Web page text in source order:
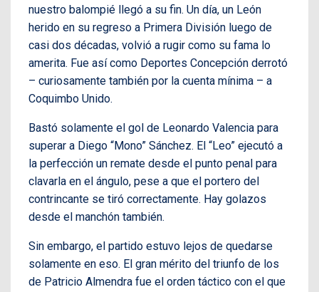
nuestro balompié llegó a su fin. Un día, un León
herido en su regreso a Primera División luego de
casi dos décadas, volvió a rugir como su fama lo
amerita. Fue así como Deportes Concepción derrotó
– curiosamente también por la cuenta mínima – a
Coquimbo Unido.
Bastó solamente el gol de Leonardo Valencia para
superar a Diego “Mono” Sánchez. El “Leo” ejecutó a
la perfección un remate desde el punto penal para
clavarla en el ángulo, pese a que el portero del
contrincante se tiró correctamente. Hay golazos
desde el manchón también.
Sin embargo, el partido estuvo lejos de quedarse
solamente en eso. El gran mérito del triunfo de los
de Patricio Almendra fue el orden táctico con el que